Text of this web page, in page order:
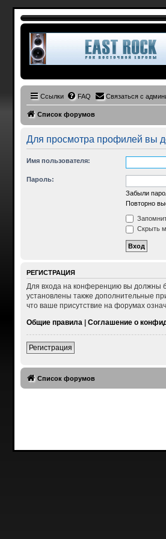
Ссылки FAQ Связаться с
Список форумов
Для просмотра профилей вы
Имя пользователя:
Пароль:
Забыли
Повторно
Скрыть
РЕГИСТРАЦИЯ
Для входа на конференцию вы должны
установлены также дополнительные
что ваше присутствие на форумах
Общие правила| Соглашение о
Регистрация
Список форумов